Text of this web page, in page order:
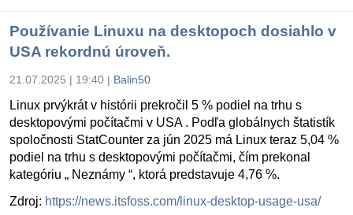
Používanie Linuxu na desktopoch dosiahlo v
USA rekordnú úroveň.
21.07.2025 | 19:40 | Balin50
Linux prvýkrát v histórii prekročil 5 % podiel na trhu s
desktopovými počítačmi v USA . Podľa globálnych štatistík
spoločnosti StatCounter za jún 2025 má Linux teraz 5,04 %
podiel na trhu s desktopovými počítačmi, čím prekonal
kategóriu „ Neznámy “, ktorá predstavuje 4,76 %.
Zdroj: https://news.itsfoss.com/linux-desktop-usage-usa/